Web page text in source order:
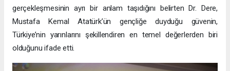
gerçekleşmesinin ayrı bir anlam taşıdığını belirten Dr. Dere,
Mustafa Kemal Atatürk’ün gençliğe duyduğu güvenin,
Türkiye’nin yarınlarını şekillendiren en temel değerlerden biri
olduğunu ifade etti.